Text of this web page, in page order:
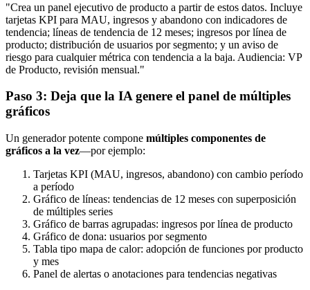
"Crea un panel ejecutivo de producto a partir de estos datos. Incluye
tarjetas KPI para MAU, ingresos y abandono con indicadores de
tendencia; líneas de tendencia de 12 meses; ingresos por línea de
producto; distribución de usuarios por segmento; y un aviso de
riesgo para cualquier métrica con tendencia a la baja. Audiencia: VP
de Producto, revisión mensual."
Paso 3: Deja que la IA genere el panel de múltiples
gráficos
Un generador potente compone múltiples componentes de
gráficos a la vez—por ejemplo:
Tarjetas KPI (MAU, ingresos, abandono) con cambio período
a período
Gráfico de líneas: tendencias de 12 meses con superposición
de múltiples series
Gráfico de barras agrupadas: ingresos por línea de producto
Gráfico de dona: usuarios por segmento
Tabla tipo mapa de calor: adopción de funciones por producto
y mes
Panel de alertas o anotaciones para tendencias negativas